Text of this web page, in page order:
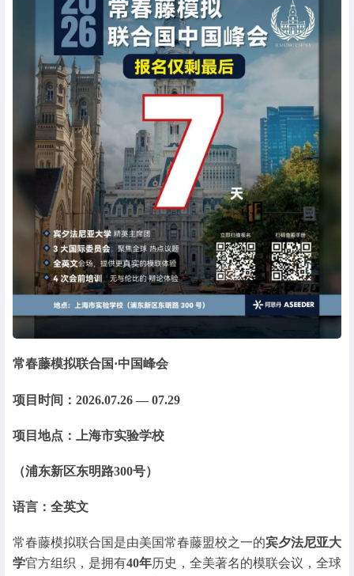
常春藤模拟联合国·中国峰会
项目时间：2026.07.26 — 07.29
项目地点：上海市实验学校
（浦东新区东明路300号）
语言：全英文
常春藤模拟联合国是由美国常春藤盟校之一的宾夕法尼亚大
学官方组织，是拥有40年历史，全美著名的模联会议，全球